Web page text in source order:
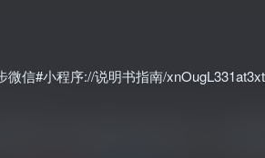
微信#小程序://说明书指南/
正文
7单元基础知识必记（部编